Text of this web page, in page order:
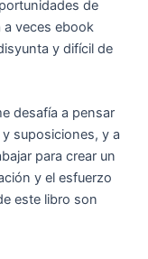
de
a veces ebook
y difícil de
desafía a pensar
suposiciones, y a
para crear un
y el esfuerzo
este libro son